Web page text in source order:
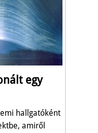
egy
hallgatóként
amiről